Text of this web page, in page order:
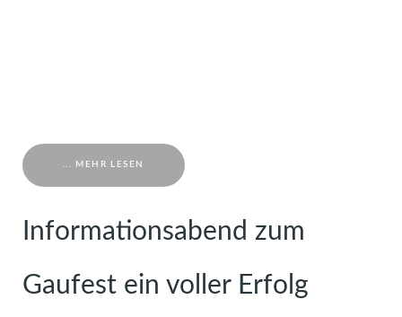
... MEHR LESEN
Informationsabend zum
Gaufest ein voller Erfolg